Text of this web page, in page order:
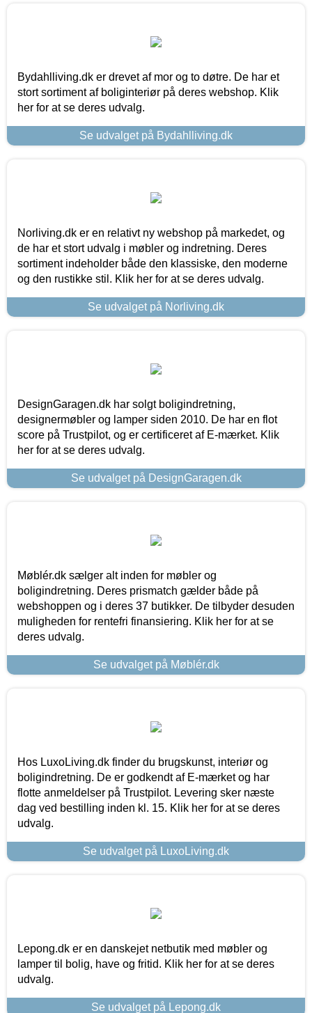
Bydahlliving.dk er drevet af mor og to døtre. De har et
stort sortiment af boliginteriør på deres webshop. Klik
her for at se deres udvalg.
Se udvalget på Bydahlliving.dk
Norliving.dk er en relativt ny webshop på markedet, og
de har et stort udvalg i møbler og indretning. Deres
sortiment indeholder både den klassiske, den moderne
og den rustikke stil. Klik her for at se deres udvalg.
Se udvalget på Norliving.dk
DesignGaragen.dk har solgt boligindretning,
designermøbler og lamper siden 2010. De har en flot
score på Trustpilot, og er certificeret af E-mærket. Klik
her for at se deres udvalg.
Se udvalget på DesignGaragen.dk
Møblér.dk sælger alt inden for møbler og
boligindretning. Deres prismatch gælder både på
webshoppen og i deres 37 butikker. De tilbyder desuden
muligheden for rentefri finansiering. Klik her for at se
deres udvalg.
Se udvalget på Møblér.dk
Hos LuxoLiving.dk finder du brugskunst, interiør og
boligindretning. De er godkendt af E-mærket og har
flotte anmeldelser på Trustpilot. Levering sker næste
dag ved bestilling inden kl. 15. Klik her for at se deres
udvalg.
Se udvalget på LuxoLiving.dk
Lepong.dk er en danskejet netbutik med møbler og
lamper til bolig, have og fritid. Klik her for at se deres
udvalg.
Se udvalget på Lepong.dk